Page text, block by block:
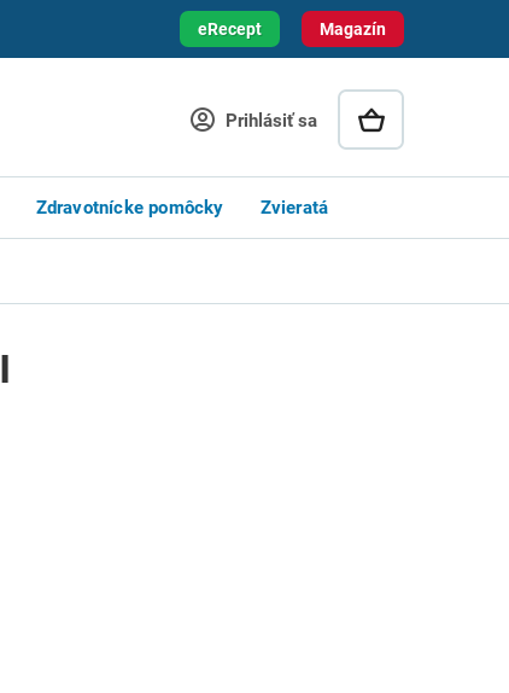
Magazín
eRecept
Prihlásiť sa
Zdravotnícke pomôcky Zvieratá